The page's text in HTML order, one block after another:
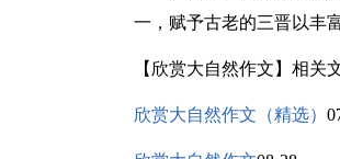
一，赋予古老的三晋以丰
【欣赏大自然作文】相关
欣赏大自然作文（精选）